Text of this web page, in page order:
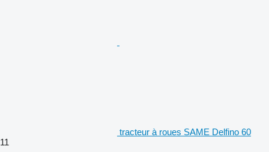
tracteur à roues SAME Delfino 60
11